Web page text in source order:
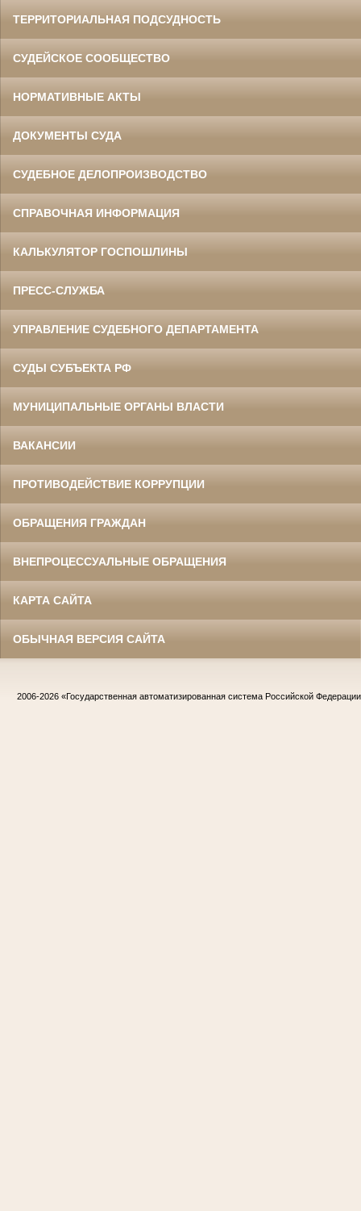
ТЕРРИТОРИАЛЬНАЯ ПОДСУДНОСТЬ
СУДЕЙСКОЕ СООБЩЕСТВО
НОРМАТИВНЫЕ АКТЫ
ДОКУМЕНТЫ СУДА
СУДЕБНОЕ ДЕЛОПРОИЗВОДСТВО
СПРАВОЧНАЯ ИНФОРМАЦИЯ
КАЛЬКУЛЯТОР ГОСПОШЛИНЫ
ПРЕСС-СЛУЖБА
УПРАВЛЕНИЕ СУДЕБНОГО ДЕПАРТАМЕНТА
СУДЫ СУБЪЕКТА РФ
МУНИЦИПАЛЬНЫЕ ОРГАНЫ ВЛАСТИ
ВАКАНСИИ
ПРОТИВОДЕЙСТВИЕ КОРРУПЦИИ
ОБРАЩЕНИЯ ГРАЖДАН
ВНЕПРОЦЕССУАЛЬНЫЕ ОБРАЩЕНИЯ
КАРТА САЙТА
ОБЫЧНАЯ ВЕРСИЯ САЙТА
2006-2026 «Государственная автоматизированная система Российской